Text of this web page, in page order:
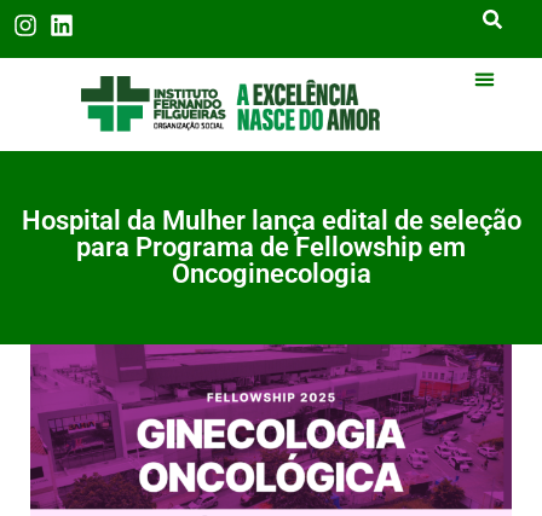
Hospital da Mulher lança edital de seleção
para Programa de Fellowship em
Oncoginecologia